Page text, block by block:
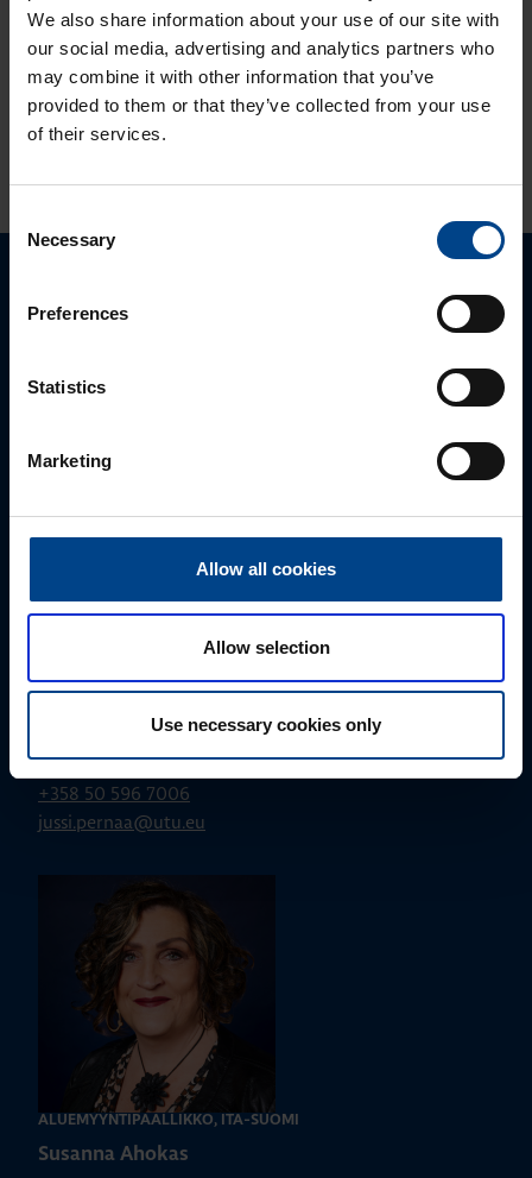
We also share information about your use of our site with
our social media, advertising and analytics partners who
may combine it with other information that you’ve
provided to them or that they’ve collected from your use
of their services.
Selection
Necessary
Preferences
Statistics
Marketing
Allow all cookies
Allow selection
Use necessary cookies only
korvaa domovea
V1:n
parhaan ratkaisun. Otathan yhteyttä puhelimitse,
ALUEMYYNTIPÄÄLLIKKÖ, LÄNSI-SUOMI
+358 50 596 7006
jussi.pernaa@utu.eu
ALUEMYYNTIPÄÄLLIKKÖ, ITÄ-SUOMI
Susanna Ahokas